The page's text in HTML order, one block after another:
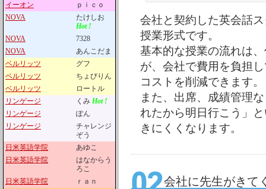
イーオン
ｐｉｃｏ
NOVA
たけしお
Hot !
NOVA
7328
NOVA
あんこだま
ベルリッツ
グフ
ベルリッツ
ちょびりん
ベルリッツ
ロートル
リンゲージ
くみ Hot !
リンゲージ
ぽん
リンゲージ
チャレンジ
ぞう
日米英語学院
あゆこ
日米英語学院
はなからう
ろこ
日米英語学院
ｒａｎ
会社と契約した英会話
授業形式です。
基本的な授業の流れは
が、会社で費用を負担
コストを削減できます。
また、出席、成績管理
れたから明日行こう」
きにくくなります。
会社に先生がきて